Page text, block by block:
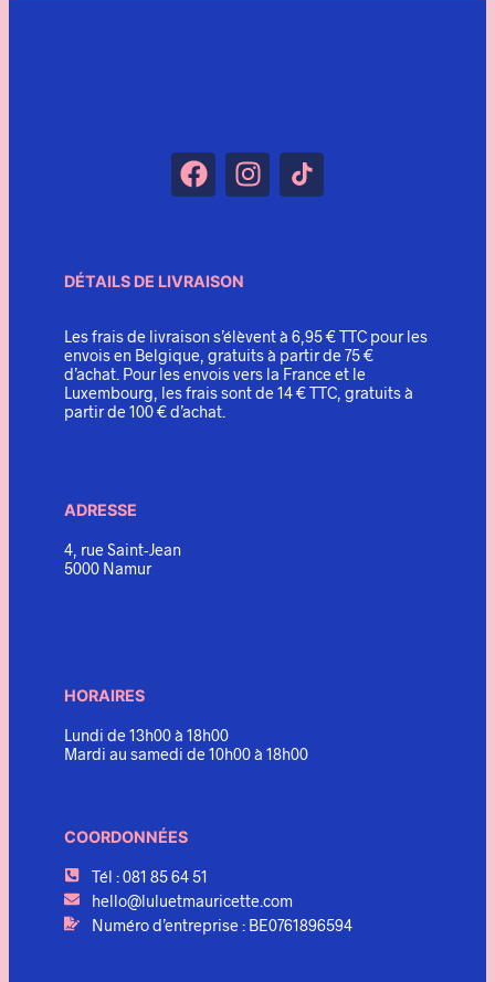
DÉTAILS DE LIVRAISON
Les frais de livraison s’élèvent à 6,95 € TTC pour les
envois en Belgique, gratuits à partir de 75 €
d’achat. Pour les envois vers la France et le
Luxembourg, les frais sont de 14 € TTC, gratuits à
partir de 100 € d’achat.
ADRESSE
4, rue Saint-Jean
5000 Namur
HORAIRES
Lundi de 13h00 à 18h00
Mardi au samedi de 10h00 à 18h00
COORDONNÉES
Tél : 081 85 64 51
hello@luluetmauricette.com
Numéro d’entreprise : BE0761896594